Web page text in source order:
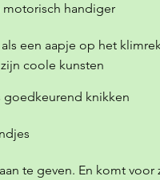
handiger
een aapje op het
coole kunsten
knikken
te geven. En komt voor